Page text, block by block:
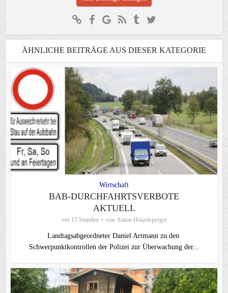
ÄHNLICHE BEITRÄGE AUS DIESER KATEGORIE
Wirtschaft
BAB-DURCHFAHRTSVERBOTE
AKTUELL
vor 15 Stunden von Anton Hötzelsperger
Landtagsabgeordneter Daniel Artmann zu den
Schwerpunktkontrollen der Polizei zur Überwachung der...